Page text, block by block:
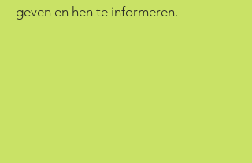
geven en hen te informeren.